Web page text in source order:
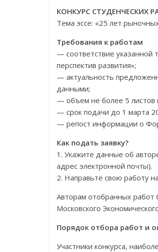
КОНКУРС СТУДЕНЧЕСКИХ
Тема эссе: «25 лет
Требования к работам
— соответствие
перспектив развития»;
— актуальность
данными;
— объем не более 5 листов
— срок подачи до 1 марта
— репост информации о
Как подать заявку?
1. Укажите данные об
адрес электронной почты).
2. Направьте свою работу
Авторам отобранных
Московского
Порядок отбора работ и
Участники конкурса,